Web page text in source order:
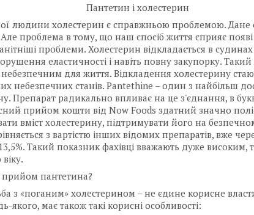
Пантетин і холестерин
людини холестерин є справжньою проблемою. Дане
Але проблема в тому, що наш спосіб життя сприяє
проблеми. Холестерин відкладається в
еластичності і навіть повну закупорку.
небезпечним для життя. Відкладення холестерину
небезпечних станів. Pantethine – один з найбільш
Препарат радикально впливає на це з'єднання, в
прийом кошти від Now Foods здатний значно
вміст холестерину, підтримувати його на
з вартістю інших відомих препаратів, вже
Такий показник фахівці вважають дуже
пантетина?
з «поганим» холестерином – не єдине корисне
якого, має також такі корисні особливості: